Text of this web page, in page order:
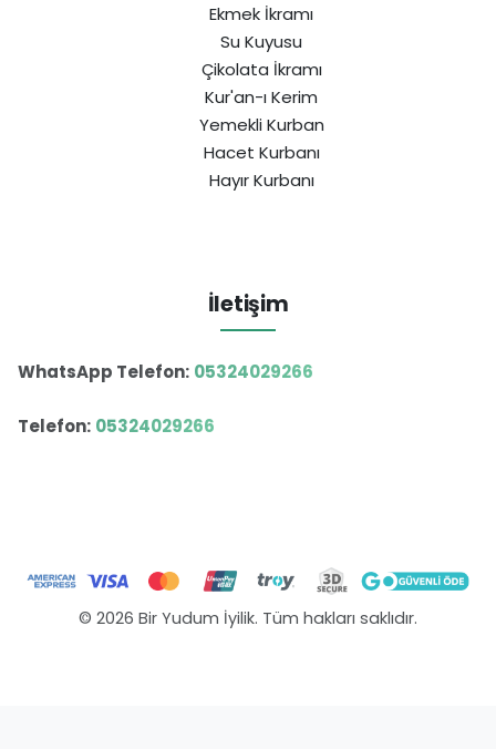
Ekmek İkramı
Su Kuyusu
Çikolata İkramı
Kur'an-ı Kerim
Yemekli Kurban
Hacet Kurbanı
Hayır Kurbanı
İletişim
WhatsApp Telefon: 05324029266
Telefon: 05324029266
© 2026 Bir Yudum İyilik. Tüm hakları saklıdır.